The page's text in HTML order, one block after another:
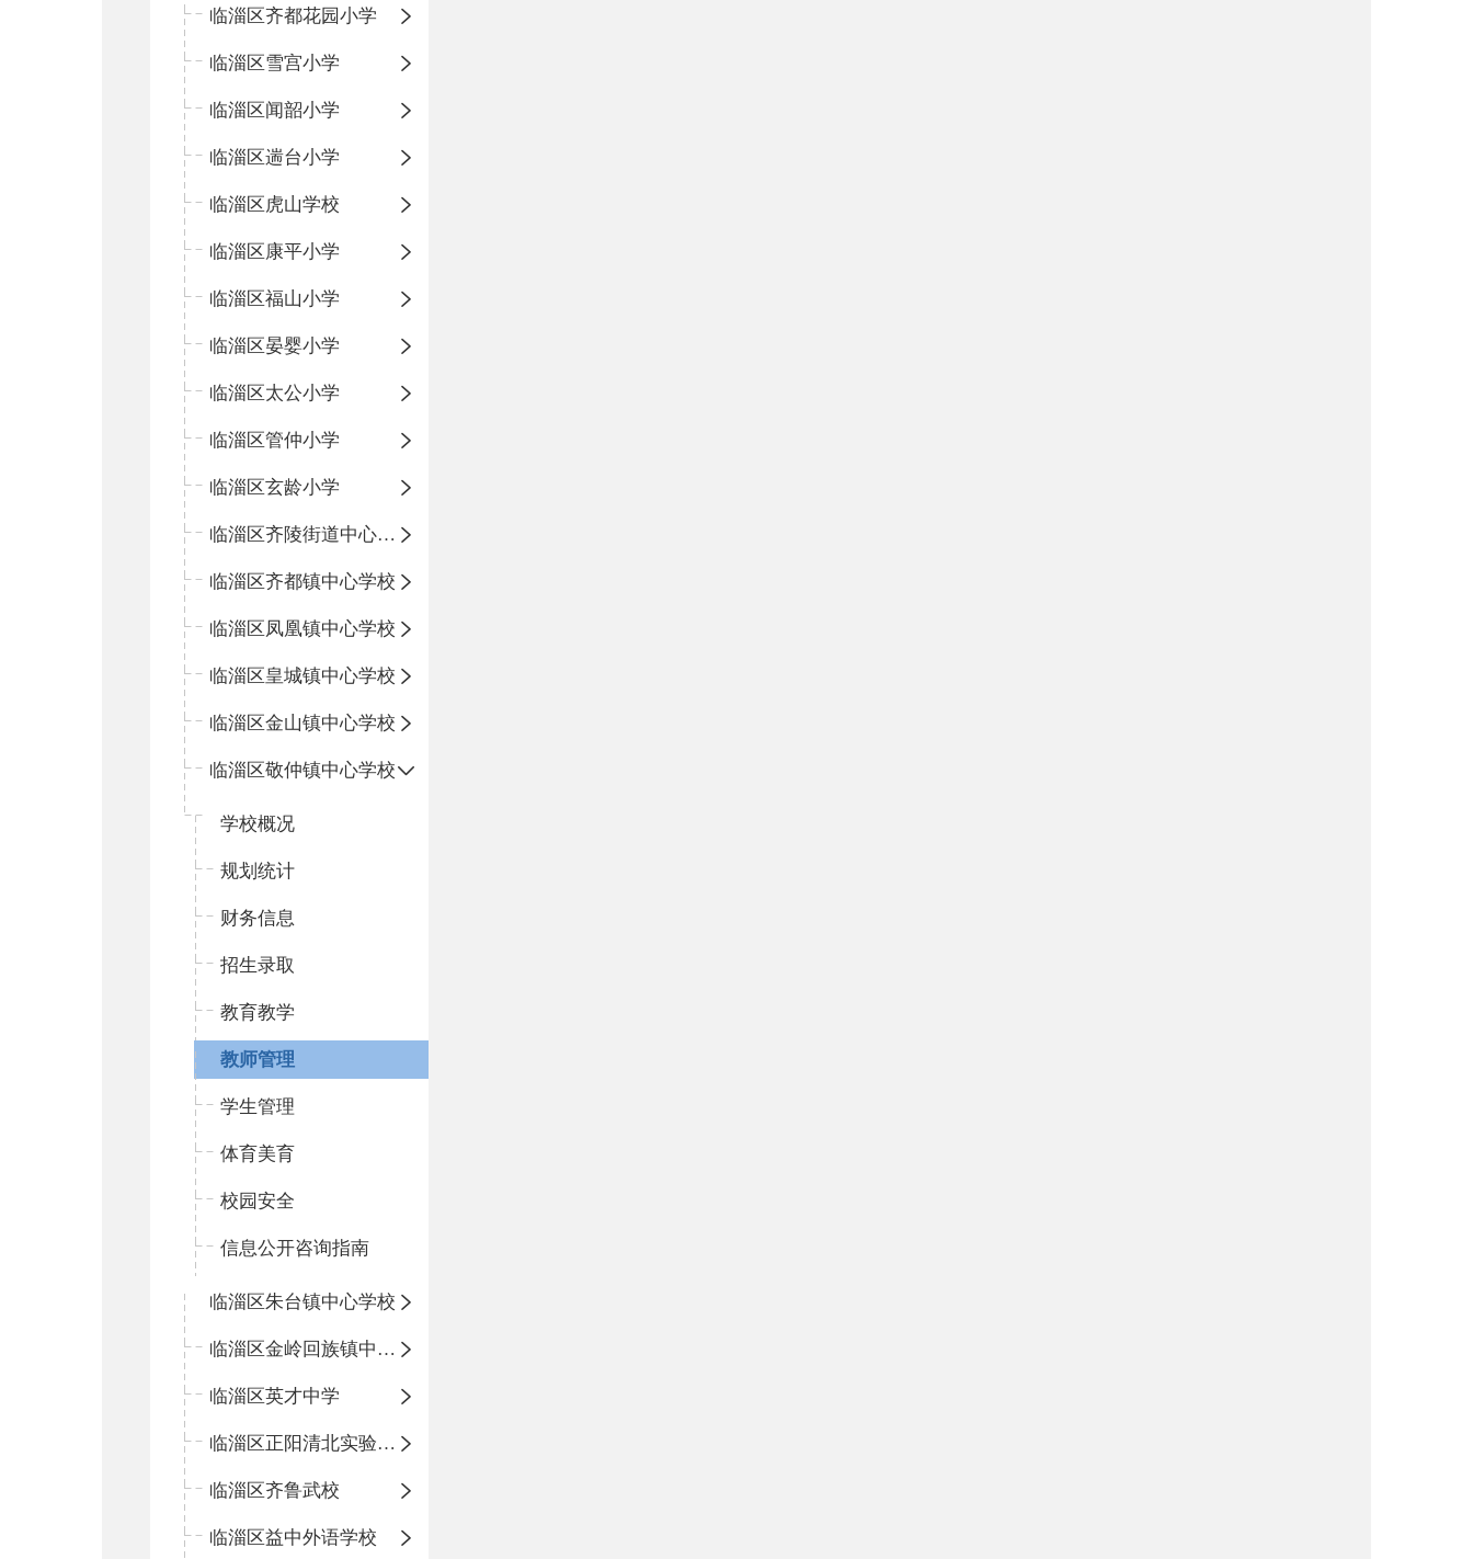
临淄区齐都花园小学
临淄区雪宫小学
临淄区闻韶小学
临淄区遄台小学
临淄区虎山学校
临淄区康平小学
临淄区福山小学
临淄区晏婴小学
临淄区太公小学
临淄区管仲小学
临淄区玄龄小学
临淄区齐陵街道中心学校
临淄区齐都镇中心学校
临淄区凤凰镇中心学校
临淄区皇城镇中心学校
临淄区金山镇中心学校
临淄区敬仲镇中心学校
学校概况
规划统计
财务信息
招生录取
教育教学
教师管理
学生管理
体育美育
校园安全
信息公开咨询指南
临淄区朱台镇中心学校
临淄区金岭回族镇中心学校
临淄区英才中学
临淄区正阳清北实验学校
临淄区齐鲁武校
临淄区益中外语学校